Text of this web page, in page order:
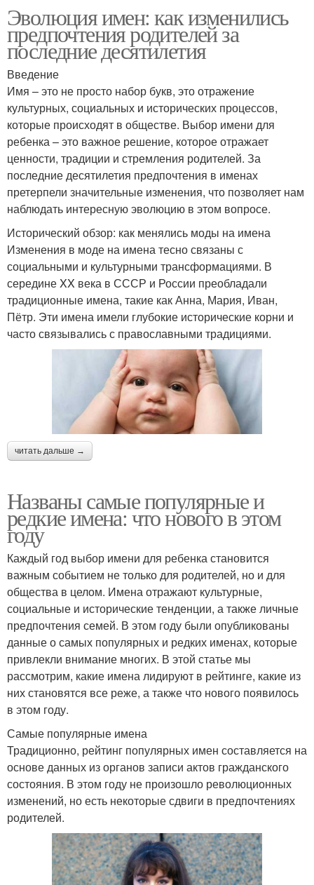
Эволюция имен: как изменились
предпочтения родителей за
последние десятилетия
Введение
Имя – это не просто набор букв, это отражение
культурных, социальных и исторических процессов,
которые происходят в обществе. Выбор имени для
ребенка – это важное решение, которое отражает
ценности, традиции и стремления родителей. За
последние десятилетия предпочтения в именах
претерпели значительные изменения, что позволяет нам
наблюдать интересную эволюцию в этом вопросе.
Исторический обзор: как менялись моды на имена
Изменения в моде на имена тесно связаны с
социальными и культурными трансформациями. В
середине XX века в СССР и России преобладали
традиционные имена, такие как Анна, Мария, Иван,
Пётр. Эти имена имели глубокие исторические корни и
часто связывались с православными традициями.
читать дальше →
Названы самые популярные и
редкие имена: что нового в этом
году
Каждый год выбор имени для ребенка становится
важным событием не только для родителей, но и для
общества в целом. Имена отражают культурные,
социальные и исторические тенденции, а также личные
предпочтения семей. В этом году были опубликованы
данные о самых популярных и редких именах, которые
привлекли внимание многих. В этой статье мы
рассмотрим, какие имена лидируют в рейтинге, какие из
них становятся все реже, а также что нового появилось
в этом году.
Самые популярные имена
Традиционно, рейтинг популярных имен составляется на
основе данных из органов записи актов гражданского
состояния. В этом году не произошло революционных
изменений, но есть некоторые сдвиги в предпочтениях
родителей.